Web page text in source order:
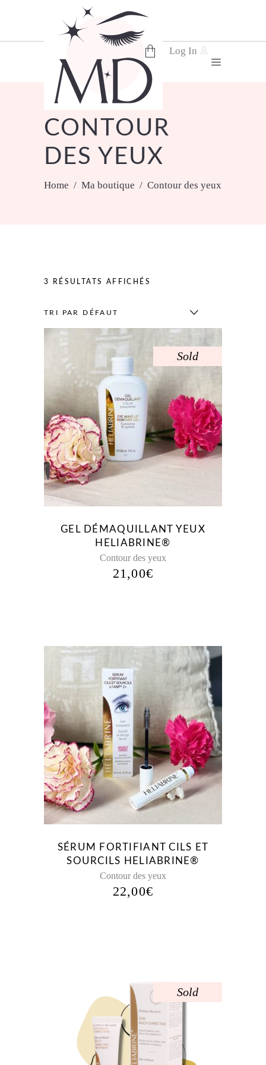
No products in the cart.
Log In
CONTOUR
DES YEUX
Home / Ma boutique / Contour des yeux
3 RÉSULTATS AFFICHÉS
TRI PAR DÉFAUT
Sold
GEL DÉMAQUILLANT YEUX
HELIABRINE®
Contour des yeux
21,00€
SÉRUM FORTIFIANT CILS ET
SOURCILS HELIABRINE®
Contour des yeux
22,00€
Sold